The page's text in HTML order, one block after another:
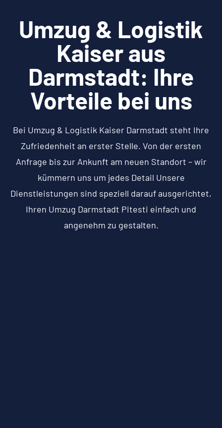
Umzug & Logistik
Kaiser aus
Darmstadt: Ihre
Vorteile bei uns
Bei Umzug & Logistik Kaiser Darmstadt steht Ihre
Zufriedenheit an erster Stelle. Von der ersten
Anfrage bis zur Ankunft am neuen Standort – wir
kümmern uns um jedes Detail Unsere
Dienstleistungen sind speziell darauf ausgerichtet,
Ihren Umzug Darmstadt Pitesti einfach und
angenehm zu gestalten.